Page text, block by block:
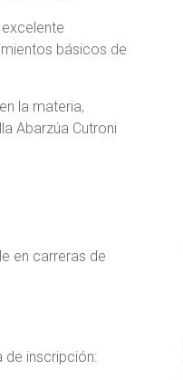
básicos de
la materia,
Abarzúa Cutroni
en carreras de
de inscripción: